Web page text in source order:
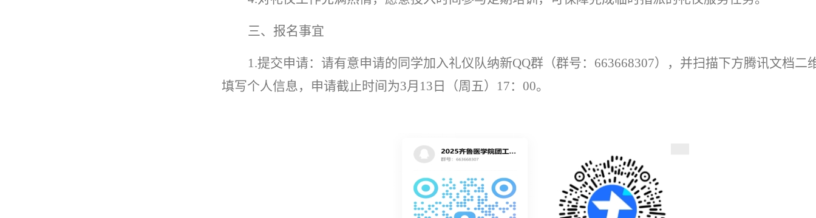
三、报名事宜
1.提交申请：请有意申请的同学加入礼仪队纳新QQ群（群号：663668307），并扫描下方腾讯文档二
填写个人信息，申请截止时间为3月13日（周五）17：00。